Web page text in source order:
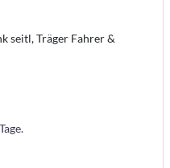
seitl, Träger Fahrer &